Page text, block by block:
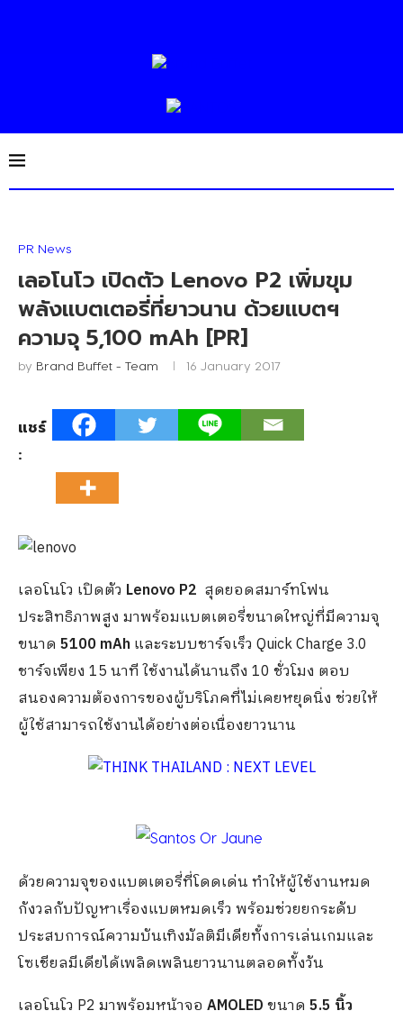
PR News
เลอโนโว เปิดตัว Lenovo P2 เพิ่มขุม
พลังแบตเตอรี่ที่ยาวนาน ด้วยแบตฯ
ความจุ 5,100 mAh [PR]
by Brand Buffet - Team 16 January 2017
แชร์
:
เลอโนโว เปิดตัว Lenovo P2 สุดยอดสมาร์ทโฟน
ประสิทธิภาพสูง มาพร้อมแบตเตอรี่ขนาดใหญ่ที่มีความจุ
ขนาด 5100mAhและระบบชาร์จเร็ว Quick Charge 3.0
ชาร์จเพียง 15 นาที ใช้งานได้นานถึง 10 ชั่วโมง ตอบ
สนองความต้องการของผู้บริโภคที่ไม่เคยหยุดนิ่ง ช่วยให้
ผู้ใช้สามารถใช้งานได้อย่างต่อเนื่องยาวนาน
ด้วยความจุของแบตเตอรี่ที่โดดเด่น ทำให้ผู้ใช้งานหมด
กังวลกับปัญหาเรื่องแบตหมดเร็ว พร้อมช่วยยกระดับ
ประสบการณ์ความบันเทิงมัลติมีเดียทั้งการเล่นเกมและ
โซเชียลมีเดียได้เพลิดเพลินยาวนานตลอดทั้งวัน
เลอโนโว P2 มาพร้อมหน้าจอ AMOLEDขนาด 5.5 นิ้ว